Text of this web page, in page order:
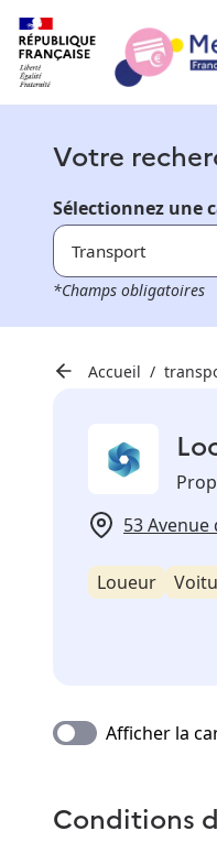
Votre
Sélectionnez une
Transport
*Champs obligatoires
Accueil
53
Loueur
Afficher la
Conditions